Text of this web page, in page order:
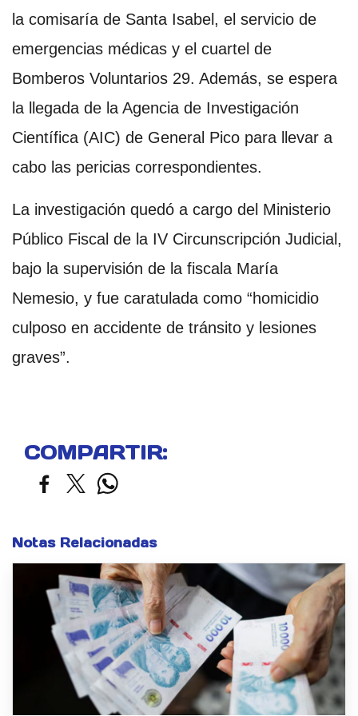
la comisaría de Santa Isabel, el servicio de
emergencias médicas y el cuartel de
Bomberos Voluntarios 29. Además, se espera
la llegada de la Agencia de Investigación
Científica (AIC) de General Pico para llevar a
cabo las pericias correspondientes.
La investigación quedó a cargo del Ministerio
Público Fiscal de la IV Circunscripción Judicial,
bajo la supervisión de la fiscala María
Nemesio, y fue caratulada como “homicidio
culposo en accidente de tránsito y lesiones
graves”.
COMPARTIR:
Notas Relacionadas